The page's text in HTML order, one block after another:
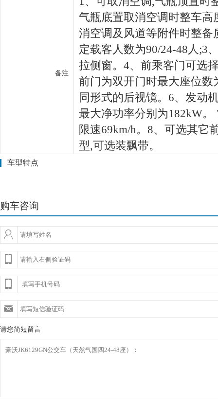
备注
气瓶底置取消空调时整车高
消空调及风道等附件时整备
定载客人数为90/24-48人;3
拉侧窗。4、前乘客门可选
前门为双开门时最大座位数
同形式的后视镜。6、发动
最大净功率分别为182kW。
限速69km/h。8、可选其它
型,可选装飘带。
车型特点
购车咨询
请您简短留言